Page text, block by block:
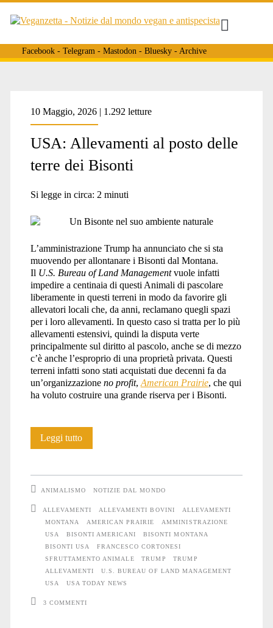
Facebook- Telegram- Mastodon- Bluesky- Archive
Tag:
<span>bisonti
americani</span>
10 Maggio, 2026 | 1.292 letture
USA: Allevamenti al posto delle
terre dei Bisonti
Si legge in circa: 2 minuti
L’amministrazione Trump ha annunciato che si sta
muovendo per allontanare i Bisonti dal Montana.
Il U.S. Bureau of Land Managementvuole infatti
impedire a centinaia di questi Animali di pascolare
liberamente in questi terreni in modo da favorire gli
allevatori locali che, da anni, reclamano quegli spazi
per i loro allevamenti. In questo caso si tratta per lo più
allevamenti estensivi, quindi la disputa verte
principalmente sul diritto al pascolo, anche se di mezzo
c’è anche l’esproprio di una proprietà privata. Questi
terreni infatti sono stati acquistati due decenni fa da
un’organizzazione no profit, American Prairie, che qui
ha voluto costruire una grande riserva per i Bisonti.
Leggi tuttoUSA:
delle
terre
dei
ANIMALISMO NOTIZIE DAL MONDO
ALLEVAMENTI ALLEVAMENTI BOVINI
ALLEVAMENTI
MONTANA
AMERICAN PRAIRIE
AMMINISTRAZIONE
USA
BISONTI AMERICANI
BISONTI MONTANA
BISONTI USA
FRANCESCO CORTONESI
SFRUTTAMENTO ANIMALE
TRUMP
TRUMP
ALLEVAMENTI
U.S. BUREAU OF LAND MANAGEMENT
USA
USA TODAY NEWS
3 COMMENTI